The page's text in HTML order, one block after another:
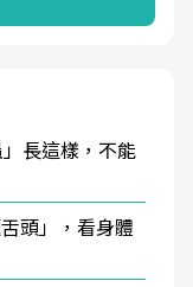
長這樣，不能
頭」，看身體